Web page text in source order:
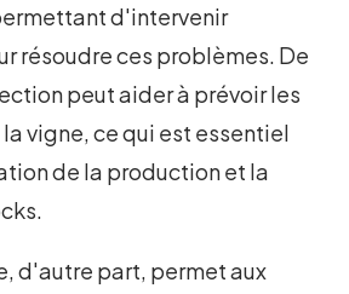
d'intervenir
résoudre ces problèmes. De
peut aider à prévoir les
vigne, ce qui est essentiel
de la production et la
d'autre part, permet aux